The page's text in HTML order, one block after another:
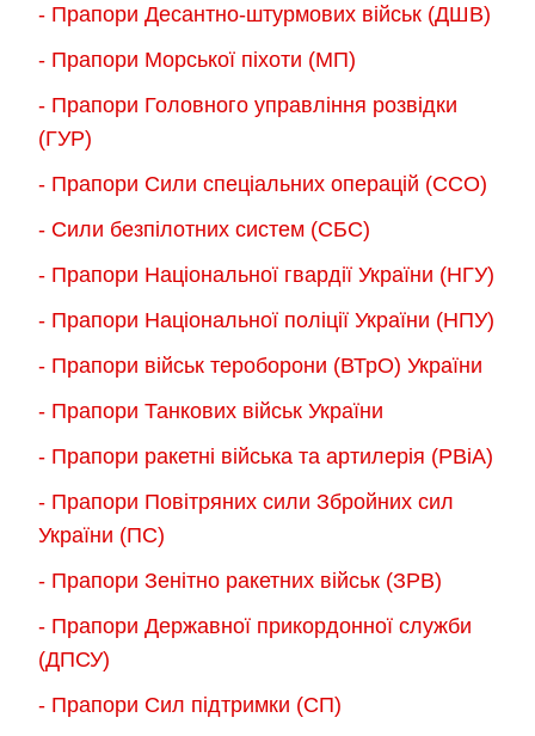
- Прапори Десантно-штурмових військ (ДШВ)
- Прапори Морської піхоти (МП)
- Прапори Головного управління розвідки
(ГУР)
- Прапори Сили спеціальних операцій (ССО)
- Сили безпілотних систем (СБС)
- Прапори Національної гвардії України (НГУ)
- Прапори Національної поліції України (НПУ)
- Прапори військ тероборони (ВТрО) України
- Прапори Танкових військ України
- Прапори ракетні війська та артилерія (РВіА)
- Прапори Повітряних сили Збройних сил
України (ПС)
- Прапори Зенітно ракетних військ (ЗРВ)
- Прапори Державної прикордонної служби
(ДПСУ)
- Прапори Сил підтримки (СП)